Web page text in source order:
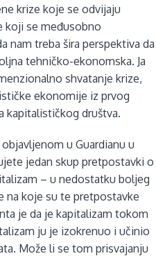
krize koje se odvijaju
koji se međusobno
nam treba šira perspektiva da
tehničko-ekonomska. Ja
shvatanje krize,
ekonomije iz prvog
kapitalističkog društva.
u Guardianu u
jedan skup pretpostavki o
– u nedostatku boljeg
na koje su te pretpostavke
je da je kapitalizam tokom
ju je izokrenuo i učinio
Može li se tom prisvajanju